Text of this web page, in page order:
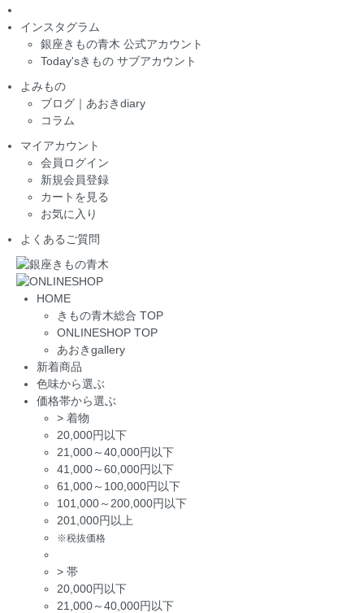
インスタグラム
銀座きもの青木 公式アカウント
Today'sきもの サブアカウント
よみもの
ブログ｜あおきdiary
コラム
マイアカウント
会員ログイン
新規会員登録
カートを見る
お気に入り
よくあるご質問
HOME
きもの青木総合 TOP
ONLINESHOP TOP
あおきgallery
新着商品
色味から選ぶ
価格帯から選ぶ
> 着物
20,000円以下
21,000～40,000円以下
41,000～60,000円以下
61,000～100,000円以下
101,000～200,000円以下
201,000円以上
※税抜価格
> 帯
20,000円以下
21,000～40,000円以下